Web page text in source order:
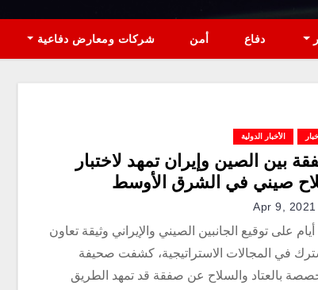
دفاع أمن شركات ومعارض دفاعية
الأخبار الدولية
بين الصين وإيران تمهد لاختبار
صيني في الشرق الأوسط
Apr 9, 2021
أيام على توقيع الجانبين الصيني والإيراني وثيقة تعاون
في المجالات الاستراتيجية، كشفت صحيفة
بالعتاد والسلاح عن صفقة قد تمهد الطريق